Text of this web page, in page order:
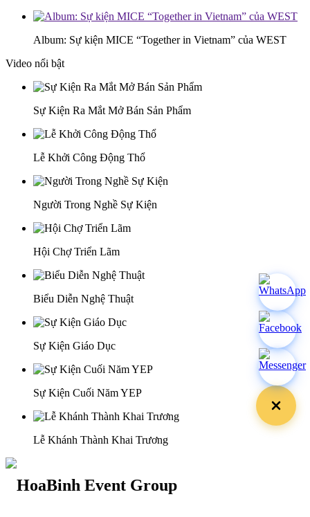
Album: Sự kiện MICE “Together in Vietnam” của WEST
Video nổi bật
Sự Kiện Ra Mắt Mở Bán Sản Phẩm
Lễ Khởi Công Động Thổ
Người Trong Nghề Sự Kiện
Hội Chợ Triển Lãm
Biểu Diễn Nghệ Thuật
Sự Kiện Giáo Dục
Sự Kiện Cuối Năm YEP
Lễ Khánh Thành Khai Trương